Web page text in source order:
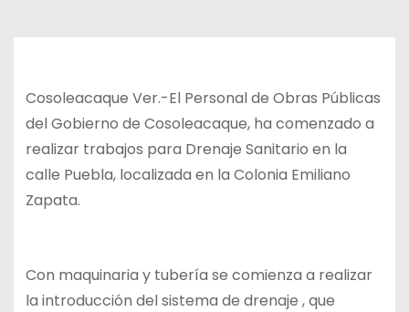
Cosoleacaque Ver.-El Personal de Obras Públicas
del Gobierno de Cosoleacaque, ha comenzado a
realizar trabajos para Drenaje Sanitario en la
calle Puebla, localizada en la Colonia Emiliano
Zapata.
Con maquinaria y tubería se comienza a realizar
la introducción del sistema de drenaje , que